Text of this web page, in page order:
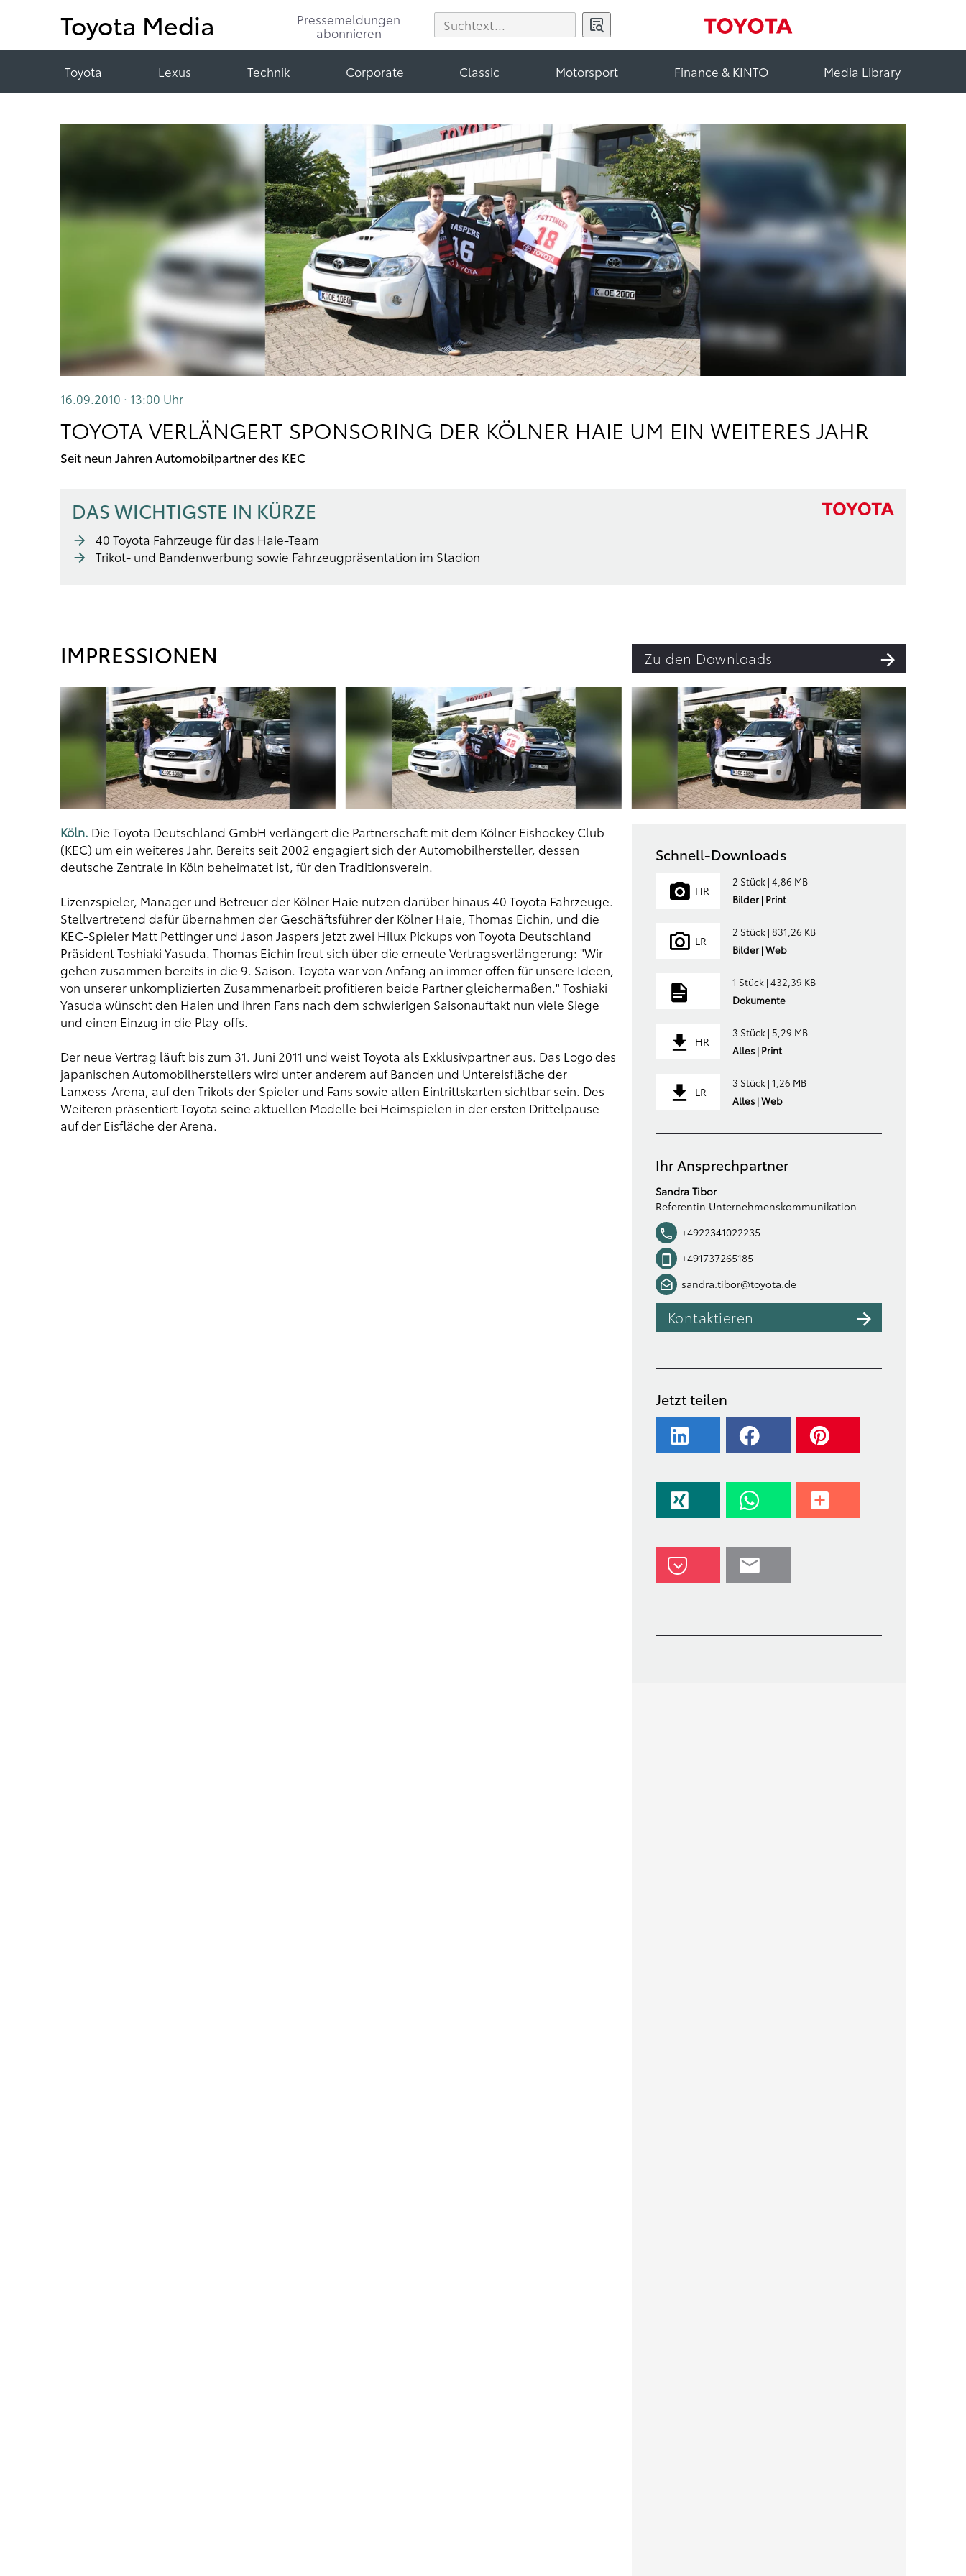
Toyota Media
Pressemeldungen
abonnieren
Toyota Lexus Technik Corporate Classic Motorsport Finance & KINTO Media Library
16.09.2010 · 13:00 Uhr
TOYOTA VERLÄNGERT SPONSORING DER KÖLNER HAIE UM EIN WEITERES JAHR
Seit neun Jahren Automobilpartner des KEC
DAS WICHTIGSTE IN KÜRZE
40 Toyota Fahrzeuge für das Haie-Team
Trikot- und Bandenwerbung sowie Fahrzeugpräsentation im Stadion
IMPRESSIONEN Zu den Downloads
Köln. Die Toyota Deutschland GmbH verlängert die Partnerschaft mit dem Kölner Eishockey Club
(KEC) um ein weiteres Jahr. Bereits seit 2002 engagiert sich der Automobilhersteller, dessen
deutsche Zentrale in Köln beheimatet ist, für den Traditionsverein.
Lizenzspieler, Manager und Betreuer der Kölner Haie nutzen darüber hinaus 40 Toyota Fahrzeuge.
Stellvertretend dafür übernahmen der Geschäftsführer der Kölner Haie, Thomas Eichin, und die
KEC-Spieler Matt Pettinger und Jason Jaspers jetzt zwei Hilux Pickups von Toyota Deutschland
Präsident Toshiaki Yasuda. Thomas Eichin freut sich über die erneute Vertragsverlängerung: "Wir
gehen zusammen bereits in die 9. Saison. Toyota war von Anfang an immer offen für unsere Ideen,
von unserer unkomplizierten Zusammenarbeit profitieren beide Partner gleichermaßen." Toshiaki
Yasuda wünscht den Haien und ihren Fans nach dem schwierigen Saisonauftakt nun viele Siege
und einen Einzug in die Play-offs.
Der neue Vertrag läuft bis zum 31. Juni 2011 und weist Toyota als Exklusivpartner aus. Das Logo des
japanischen Automobilherstellers wird unter anderem auf Banden und Untereisfläche der
Lanxess-Arena, auf den Trikots der Spieler und Fans sowie allen Eintrittskarten sichtbar sein. Des
Weiteren präsentiert Toyota seine aktuellen Modelle bei Heimspielen in der ersten Drittelpause
auf der Eisfläche der Arena.
Schnell-Downloads
HR
2 Stück | 4,86 MB
Bilder | Print
LR
2 Stück | 831,26 KB
Bilder | Web
1 Stück | 432,39 KB
Dokumente
HR
3 Stück | 5,29 MB
Alles | Print
LR
3 Stück | 1,26 MB
Alles | Web
Ihr Ansprechpartner
Sandra Tibor
Referentin Unternehmenskommunikation
+4922341022235
+491737265185
sandra.tibor@toyota.de
Kontaktieren
Jetzt teilen